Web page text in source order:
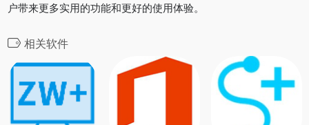
户带来更多实用的功能和更好的使用体验。
相关软件